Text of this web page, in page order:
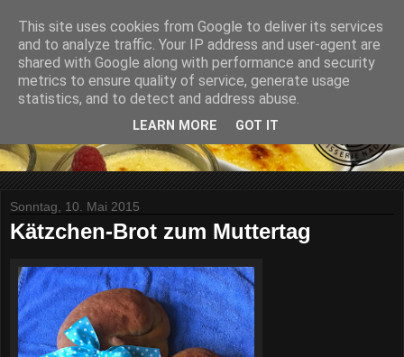
Sonntag, 10. Mai 2015
Kätzchen-Brot zum Muttertag
This site uses cookies from Google to deliver its services
and to analyze traffic. Your IP address and user-agent are
shared with Google along with performance and security
metrics to ensure quality of service, generate usage
statistics, and to detect and address abuse.
LEARN MORE GOT IT